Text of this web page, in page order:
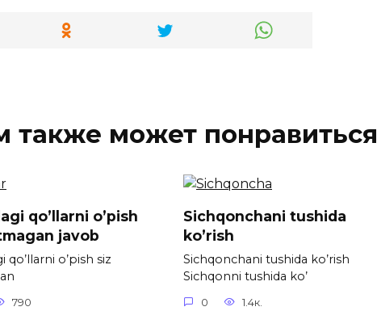
также может понравиться
qo’llarni o’pish
javob
qo’llarni o’pish siz
790
Sichqonchani tushida
ko’rish
Sichqonchani tushida ko’rish
Sichqonni tushida ko’
0 1.4к.